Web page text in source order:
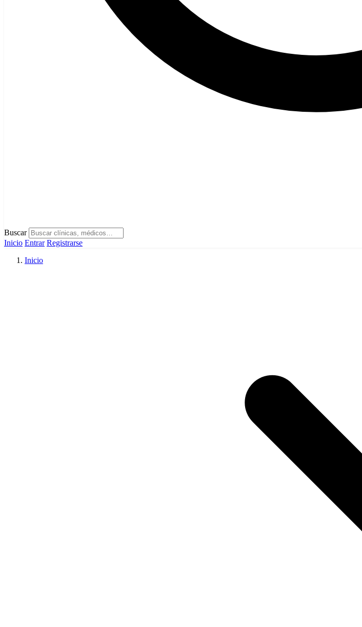
Buscar
Inicio Entrar Registrarse
Inicio